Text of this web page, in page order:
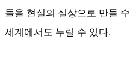
들을 현실의 실상으로 만들
세계에서도 누릴 수 있다.